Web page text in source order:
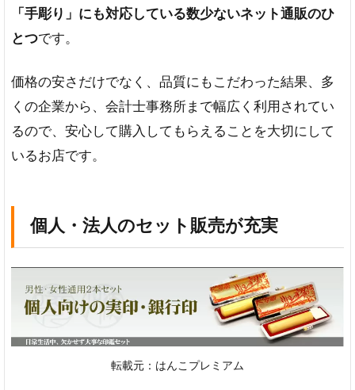
「手彫り」にも対応している数少ないネット通販のひ
とつです。
価格の安さだけでなく、品質にもこだわった結果、多
くの企業から、会計士事務所まで幅広く利用されてい
るので、安心して購入してもらえることを大切にして
いるお店です。
個人・法人のセット販売が充実
転載元：はんこプレミアム